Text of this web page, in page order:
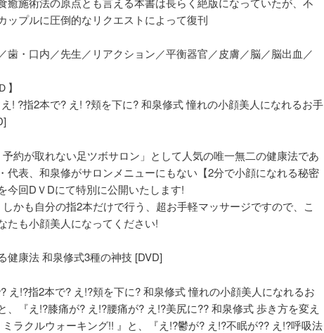
ップルに圧倒的なリクエストによって復刊
歯・口内／先生／リアクション／平衡器官／皮膚／脳／脳出血／
】
! ?指2本で? え! ?頬を下に? 和泉修式 憧れの小顔美人になれるお手
約が取れない足ツボサロン」として人気の唯一無二の健康法であ
代表、和泉修がサロンメニューにもない【2分で小顔になれる秘密
今回DＶDにて特別に公開いたします!
かも自分の指2本だけで行う、超お手軽マッサージですので、こ
たも小顔美人になってください!
健康法 和泉修式3種の神技 [DVD]
? え!?指2本で? え!?頬を下に? 和泉修式 憧れの小顔美人になれるお
、『え!?膝痛が? え!?腰痛が? え!?美尻に?? 和泉修式 歩き方を変え
ラクルウォーキング!! 』と、『え!?鬱が? え!?不眠が?? え!?呼吸法